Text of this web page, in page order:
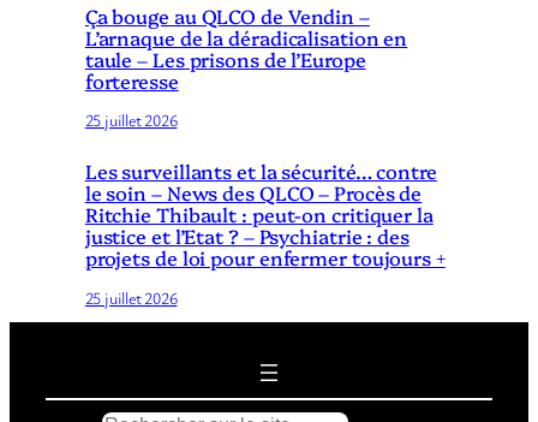
Ça bouge au QLCO de Vendin –
L’arnaque de la déradicalisation en
taule – Les prisons de l’Europe
forteresse
25 juillet 2026
Les surveillants et la sécurité… contre
le soin – News des QLCO – Procès de
Ritchie Thibault : peut-on critiquer la
justice et l’Etat ? – Psychiatrie : des
projets de loi pour enfermer toujours +
25 juillet 2026